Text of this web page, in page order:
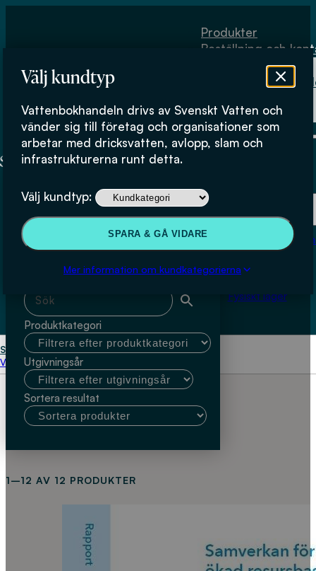
Välj kundtyp
Vattenbokhandeln drivs av Svenskt Vatten och
vänder sig till företag och organisationer som
arbetar med dricksvatten, avlopp, slam och
infrastrukturerna runt detta.
Välj kundtyp:
SPARA & GÅ VIDARE
Mer information om kundkategorierna
Produkter
Beställning och
Fysiskt lager
Beställning och kontakt
Om
Köpvillkor
Fysiskt lager
Start Lunds universitet
Välj kundtyp
Lunds universitet
Sök & filtrera
Sök med fritext
Produktkategori
Utgivningsår
Sortera resultat
1–12 AV 12 PRODUKTER